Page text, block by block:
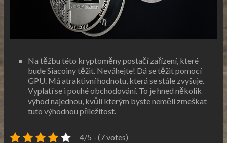
Na těžbu této kryptoměny postačí zařízení, které
bude Siacoiny těžit. Neváhejte! Dá se těžit pomocí
GPU. Má atraktivní hodnotu, která se stále zvyšuje.
Vyplatí se i pouhé obchodování. To je hned několik
výhod najednou, kvůli kterým byste neměli zmeškat
tuto výhodnou příležitost.
4/5 - (7 votes)